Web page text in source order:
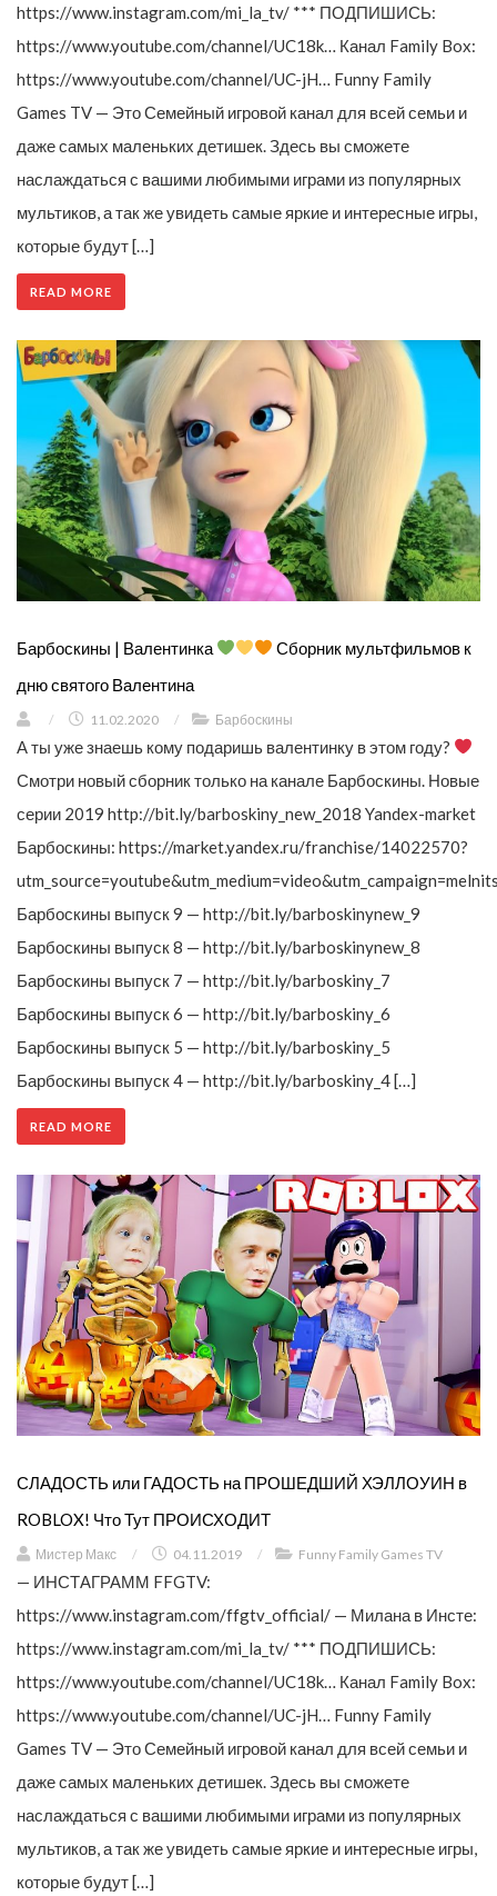
https://www.instagram.com/mi_la_tv/ *** ПОДПИШИСЬ:
https://www.youtube.com/channel/UC18k… Канал Family Box:
https://www.youtube.com/channel/UC-jH… Funny Family
Games TV — Это Семейный игровой канал для всей семьи и
даже самых маленьких детишек. Здесь вы сможете
наслаждаться с вашими любимыми играми из популярных
мультиков, а так же увидеть самые яркие и интересные игры,
которые будут […]
READ MORE
Барбоскины | Валентинка
Сборник мультфильмов к
дню святого Валентина
/ 11.02.2020 / Барбоскины
А ты уже знаешь кому подаришь валентинку в этом году?
Смотри новый сборник только на канале Барбоскины. Новые
серии 2019 http://bit.ly/barboskiny_new_2018 Yandex-market
Барбоскины: https://market.yandex.ru/franchise/14022570?
Барбоскины выпуск 9 — http://bit.ly/barboskinynew_9
Барбоскины выпуск 8 — http://bit.ly/barboskinynew_8
Барбоскины выпуск 7 — http://bit.ly/barboskiny_7
Барбоскины выпуск 6 — http://bit.ly/barboskiny_6
Барбоскины выпуск 5 — http://bit.ly/barboskiny_5
Барбоскины выпуск 4 — http://bit.ly/barboskiny_4 […]
READ MORE
СЛАДОСТЬ или ГАДОСТЬ на ПРОШЕДШИЙ ХЭЛЛОУИН в
ROBLOX! Что Тут ПРОИСХОДИТ
Мистер Макс / 04.11.2019 / Funny Family Games TV
— ИНСТАГРАММ FFGTV:
https://www.instagram.com/ffgtv_official/ — Милана в Инсте:
https://www.instagram.com/mi_la_tv/ *** ПОДПИШИСЬ:
https://www.youtube.com/channel/UC18k… Канал Family Box:
https://www.youtube.com/channel/UC-jH… Funny Family
Games TV — Это Семейный игровой канал для всей семьи и
даже самых маленьких детишек. Здесь вы сможете
наслаждаться с вашими любимыми играми из популярных
мультиков, а так же увидеть самые яркие и интересные игры,
которые будут […]